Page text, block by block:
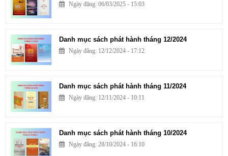
Ngày đăng: 06/03/2025 - 15:03
Danh mục sách phát hành tháng 12/2024
Ngày đăng: 12/12/2024 - 17:12
Danh mục sách phát hành tháng 11/2024
Ngày đăng: 12/11/2024 - 10:11
Danh mục sách phát hành tháng 10/2024
Ngày đăng: 28/10/2024 - 16:10